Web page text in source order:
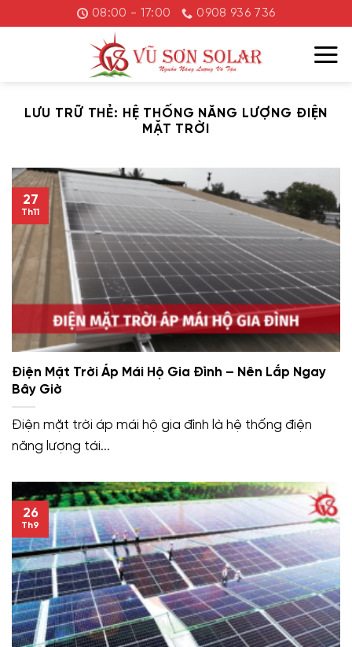
đến
08:00 - 17:00 0908 936 736
LƯU TRỮ THẺ: HỆ THỐNG NĂNG LƯỢNG ĐIỆN
MẶT TRỜI
Điện Mặt Trời Áp Mái Hộ Gia Đình – Nên Lắp Ngay
Bây Giờ
Điện mặt trời áp mái hộ gia đình là hệ thống điện
năng lượng tái...
27
Th11
26
Th9